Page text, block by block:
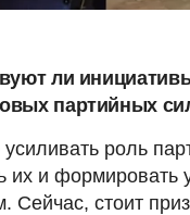
ли
партийных
роль
их и формировать
Сейчас, стоит